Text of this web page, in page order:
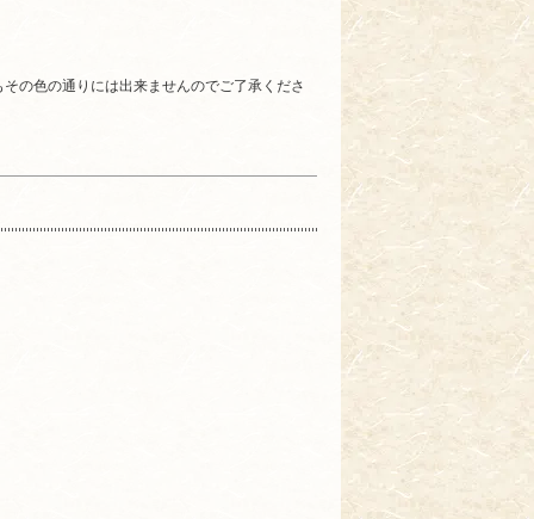
の色の通りには出来ませんのでご了承くださ